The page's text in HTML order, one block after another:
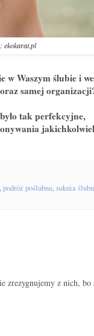
ekokarat.pl
w Waszym ślubie i
samej
tak perfekcyjne,
,podróż poślubna,suknia
zrezygnujemy z nich,